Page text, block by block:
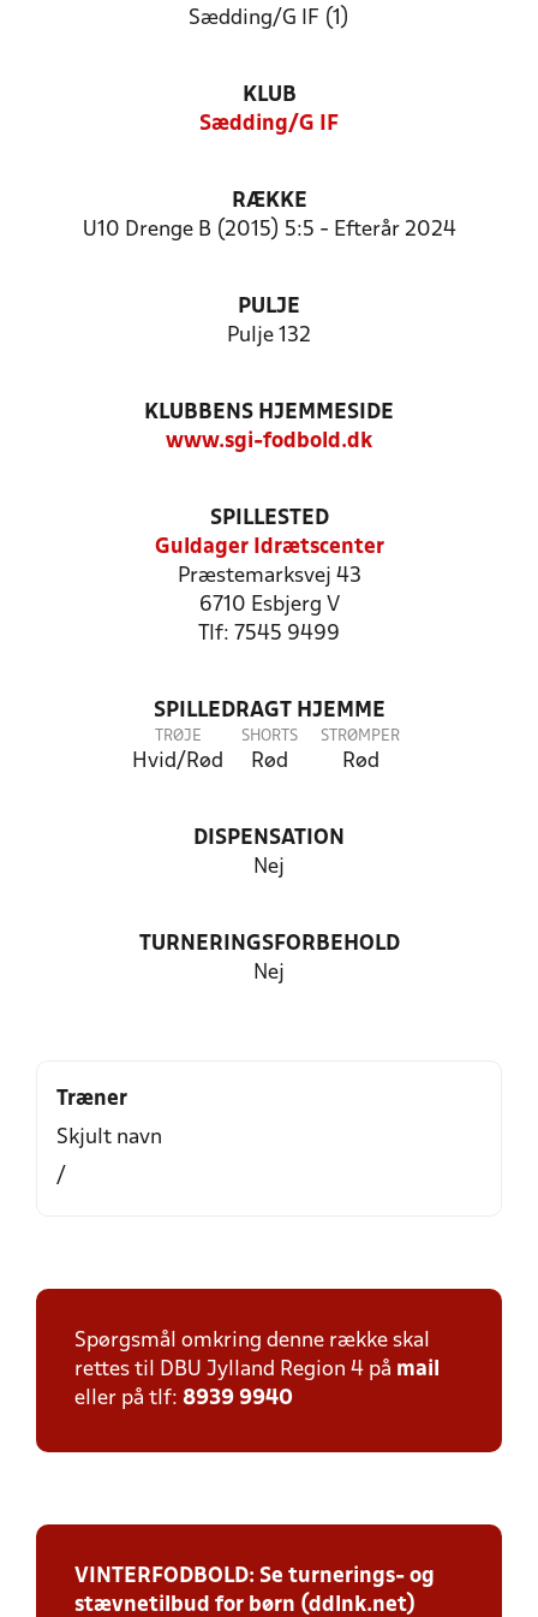
Sædding/G IF (1)
KLUB
Sædding/G IF
RÆKKE
U10 Drenge B (2015) 5:5 - Efterår 2024
PULJE
Pulje 132
KLUBBENS HJEMMESIDE
www.sgi-fodbold.dk
SPILLESTED
Guldager Idrætscenter
Præstemarksvej 43
6710 Esbjerg V
Tlf: 7545 9499
SPILLEDRAGT HJEMME
TRØJE
Hvid/Rød
SHORTS
Rød
STRØMPER
Rød
DISPENSATION
Nej
TURNERINGSFORBEHOLD
Nej
Træner
Skjult navn
/
Spørgsmål omkring denne række skal
rettes til DBU Jylland Region 4 på mail
eller på tlf: 8939 9940
VINTERFODBOLD: Se turnerings- og
stævnetilbud for børn (ddlnk.net)